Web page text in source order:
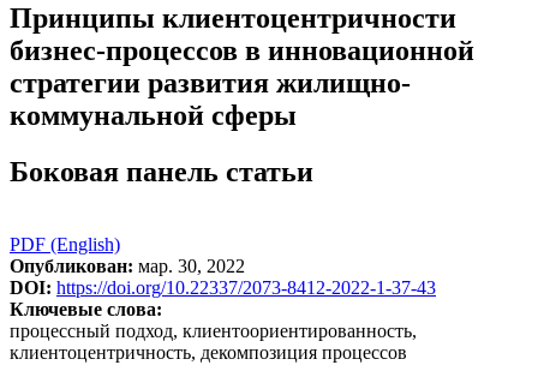
Принципы клиентоцентричности
бизнес-процессов в инновационной
стратегии развития жилищно-
коммунальной сферы
Боковая панель статьи
PDF (English)
Опубликован: мар. 30, 2022
DOI: https://doi.org/10.22337/2073-8412-2022-1-37-43
Ключевые слова:
процессный подход, клиентоориентированность,
клиентоцентричность, декомпозиция процессов